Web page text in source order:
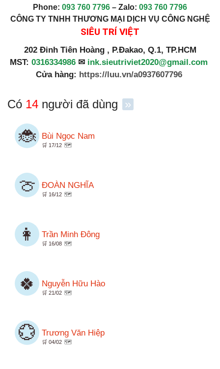
Phone: 093 760 7796 – Zalo: 093 760 7796
CÔNG TY TNHH THƯƠNG MẠI DỊCH VỤ CÔNG NGHỆ
SIÊU TRÍ VIỆT
202 Đinh Tiên Hoàng , P.Đakao, Q.1, TP.HCM
MST: 0316334986 ✉ ink.sieutriviet2020@gmail.com
Cửa hàng: https://luu.vn/a0937607796
Có 14 người đã dùng »
🐞 Bùi Ngọc Nam
🛒 17/12 🗺️
🍈 ĐOÀN NGHĨA
🛒 16/12 🗺️
👩 Trần Minh Đông
🛒 16/08 🗺️
🍀 Nguyễn Hữu Hào
🛒 21/02 🗺️
💮 Trương Văn Hiệp
🛒 04/02 🗺️